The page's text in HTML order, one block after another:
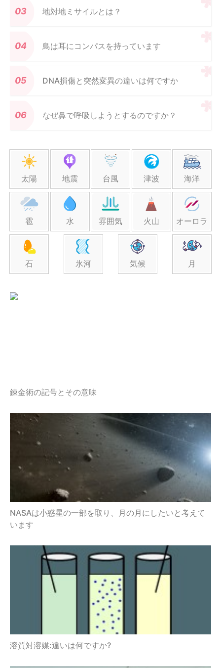
地対地ミサイルとは？
鳥は耳にコンパスを持っています
DNA損傷と突然変異の違いは何ですか
なぜ鼻で呼吸しようとするのですか？
太陽 地震 台風 津波 海洋
雹 水 雰囲気 火山 オーロラ
石 氷河 気候 月
錬金術の記号とその意味
NASAは小惑星の一部を取り、月の月にしたいと考えて
います
溶質対溶媒:違いは何ですか?